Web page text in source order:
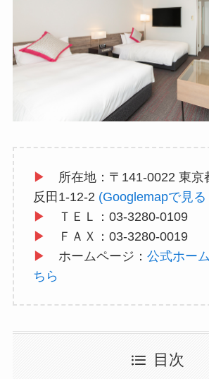
▶
所在地：〒141-0022 東京
反田1-12-2 (Googlemapで見る
▶
ＴＥＬ：03-3280-0109
▶
ＦＡＸ：03-3280-0019
▶
ホームページ： 公式ホー
ちら
目次